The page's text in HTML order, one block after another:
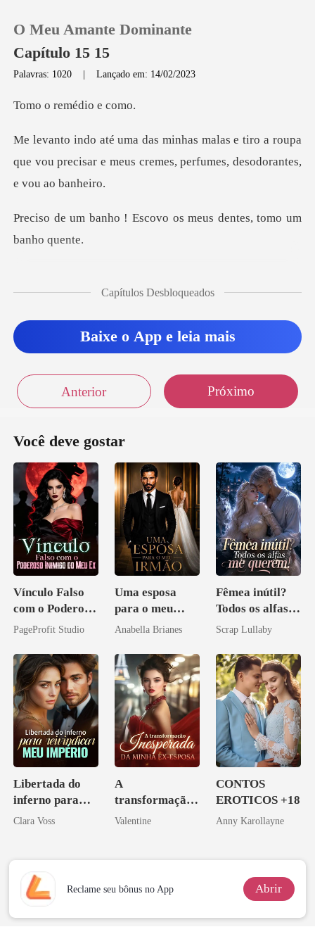
Loja
Histórico
O Meu Amante Dominante
Capítulo 15 15
Palavras: 1020 |Lançado em: 14/02/2023
remédio
tiro a roupa
que vou precisar e meus cremes
Escovo os meus dentes,
uma calça jeans preta e um cro
Capítulos Desbloqueados
Baixe o App e leia mais
Anterior Próximo
Você deve gostar
Vínculo Falso
com o Poderoso
Inimigo do Meu
PageProfit Studio
Uma esposa
para o meu
irmão
Anabella Brianes
Fêmea inútil?
Todos os alfas
me querem!
Scrap Lullaby
Libertada do
inferno para
reivindicar meu
Clara Voss
A
transformação
inesperada da
Valentine
CONTOS
EROTICOS +18
Anny Karollayne
Reclame seu bônus no App Abrir